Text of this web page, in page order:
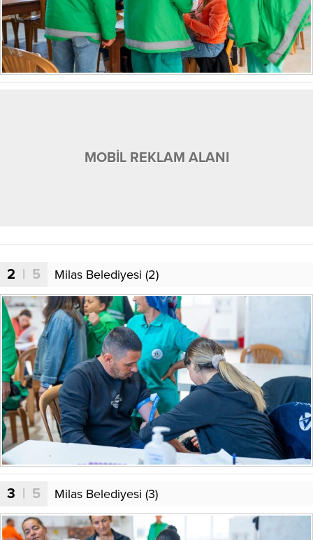
MOBİL REKLAM ALANI
2 | 5 Milas Belediyesi (2)
3 | 5 Milas Belediyesi (3)